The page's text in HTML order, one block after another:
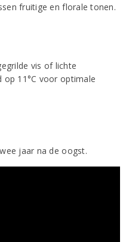
fruitige en florale tonen.
vis of lichte
op 11°C voor optimale
jaar na de oogst.